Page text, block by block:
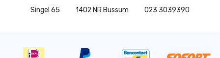
Singel 65 1402 NR Bussum 023 3039390